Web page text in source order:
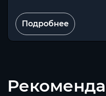
Подробнее